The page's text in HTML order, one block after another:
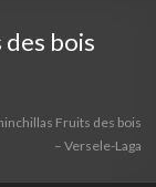
bois
Fruits des bois
– Versele-Laga